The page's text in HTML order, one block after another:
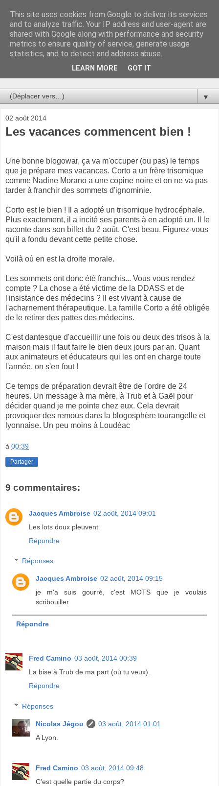
Au bistro !
La connerie étant le seul chemin susceptible de nous faire
entrevoir une parcelle de vérité, utilisons la par des moyens
de communication efficaces. Le temps qu'on remplisse nos
▼
02 août 2014
Les vacances commencent bien !
Une bonne blogowar, ça va m'occuper (ou pas) le temps
que je prépare mes vacances. Corto a un frère trisomique
comme Nadine Morano a une copine noire et on ne va pas
tarder à franchir des sommets d'ignominie.
Corto est le bien ! Il a adopté un trisomique hydrocéphale.
Plus exactement, il a incité ses parents à en adopté un. Il le
raconte dans son billet du 2 août. C'est beau. Figurez-vous
qu'il a fondu devant cette petite chose.
Voilà où en est la droite morale.
Les sommets ont donc été franchis... Vous vous rendez
compte ? La chose a été victime de la DDASS et de
l'insistance des médecins ? Il est vivant à cause de
l'acharnement thérapeutique. La famille Corto a été obligée
de le retirer des pattes des médecins.
C'est dantesque d'accueillir une fois ou deux des trisos à la
maison mais il faut faire le bien deux jours par an. Quant
aux animateurs et éducateurs qui les ont en charge toute
l'année, on s'en fout !
Ce temps de préparation devrait être de l'ordre de 24
heures. Un message à ma mère, à Trub et à Gaël pour
décider quand je me pointe chez eux. Cela devrait
provoquer des remous dans la blogosphère tourangelle et
lyonnaise. Un peu moins à Loudéac
à 00:39
Partager
9 commentaires:
Jacques Ambroise 02 août, 2014 09:01
Les lots doux pleuvent
Répondre
Réponses
Jacques Ambroise 02 août, 2014 09:15
je m'a suis gourré, c'est MOTS que je voulais
scribouiller
Répondre
Fred Camino 03 août, 2014 00:39
La bise à Trub de ma part (où tu veux).
Répondre
Réponses
Nicolas Jégou
03 août, 2014 01:01
A Lyon.
Fred Camino 03 août, 2014 09:48
C'est quelle partie du corps?
This site uses cookies from Google to deliver its services
and to analyze traffic. Your IP address and user-agent are
shared with Google along with performance and security
metrics to ensure quality of service, generate usage
statistics, and to detect and address abuse.
LEARN MORE GOT IT